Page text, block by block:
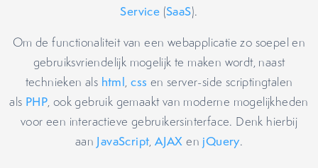
Service (SaaS).
Om de functionaliteit van een webapplicatie zo soepel en
gebruiksvriendelijk mogelijk te maken wordt, naast
technieken als html,css en server-side scriptingtalen
als PHP, ook gebruik gemaakt van moderne mogelijkheden
voor een interactieve gebruikersinterface. Denk hierbij
aan JavaScript,AJAX en jQuery.